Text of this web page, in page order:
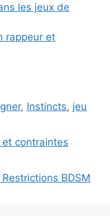
les jeux de
rappeur et
, Instincts, jeu
contraintes
BDSM